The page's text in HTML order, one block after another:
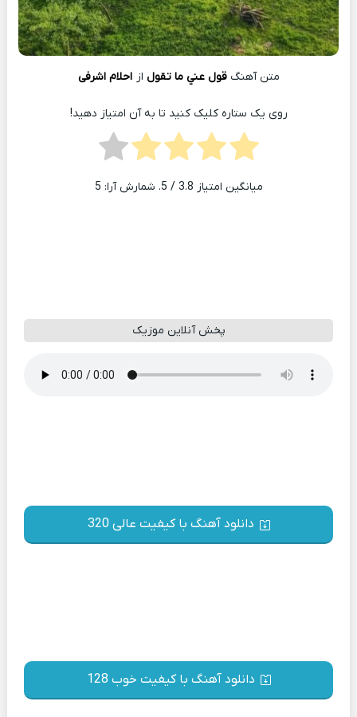
متن آهنگقول عني ما تقول از احلام اشرفی
روی یک ستاره کلیک کنید تا به آن امتیاز دهید!
میانگین امتیاز 3.8 / 5. شمارش آرا: 5
پخش آنلاین موزیک
دانلود آهنگ با کیفیت عالی 320
دانلود آهنگ با کیفیت خوب 128